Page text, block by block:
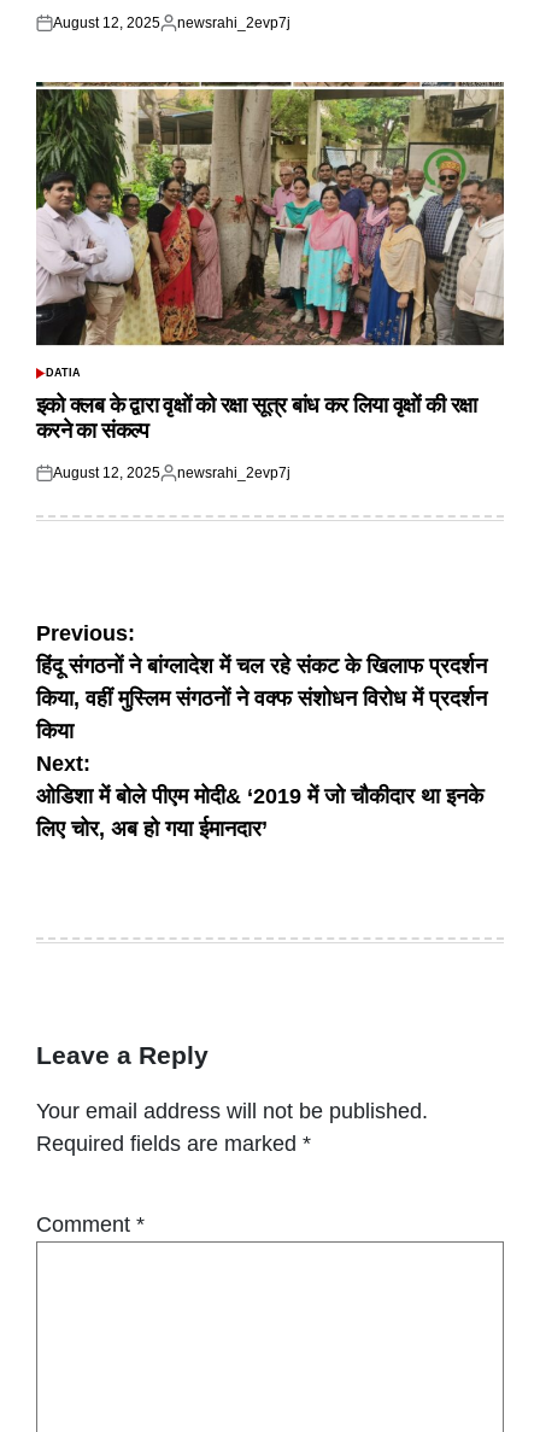
Posted
August 12, 2025
Posted
newsrahi_2evp7j
POSTED
DATIA
इको क्लब के द्वारा वृक्षों को रक्षा सूत्र बांध कर लिया वृक्षों की रक्षा
करने का संकल्प
Posted
August 12, 2025
Posted
newsrahi_2evp7j
Post
navigation
Previous:
हिंदू संगठनों ने बांग्लादेश में चल रहे संकट के खिलाफ प्रदर्शन
किया, वहीं मुस्लिम संगठनों ने वक्फ संशोधन विरोध में प्रदर्शन
किया
Next:
ओडिशा में बोले पीएम मोदी& ‘2019 में जो चौकीदार था इनके
लिए चोर, अब हो गया ईमानदार’
Leave a Reply
Your email address will not be published.
Required fields are marked *
Comment *